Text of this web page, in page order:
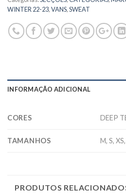
WINTER 22-23,VANS,SWEAT
INFORMAÇÃO ADICIONAL
CORES DEEP
TAMANHOS M, S,
PRODUTOS